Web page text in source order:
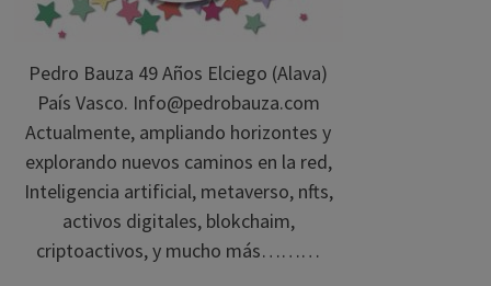
Pedro Bauza 49 Años Elciego (Alava)
País Vasco. Info@pedrobauza.com
Actualmente, ampliando horizontes y
explorando nuevos caminos en la red,
Inteligencia artificial, metaverso, nfts,
activos digitales, blokchaim,
criptoactivos, y mucho más………